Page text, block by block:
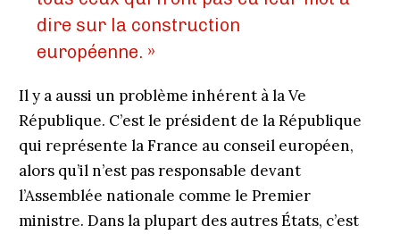
dire sur la construction
européenne. »
Il y a aussi un problème inhérent à la Ve
République. C’est le président de la République
qui représente la France au conseil européen,
alors qu’il n’est pas responsable devant
l’Assemblée nationale comme le Premier
ministre. Dans la plupart des autres États, c’est